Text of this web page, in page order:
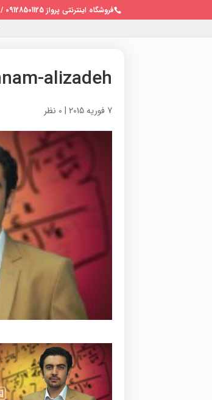
فروشگاه اینترنتی پرواز 09128501125 / 02122691010
alizadeh
7 فوریه 2015 | 0 نظر